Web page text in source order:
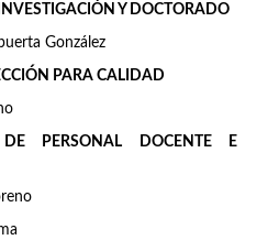
Y DOCTORADO
González
PARA CALIDAD
DE PERSONAL DOCENTE E